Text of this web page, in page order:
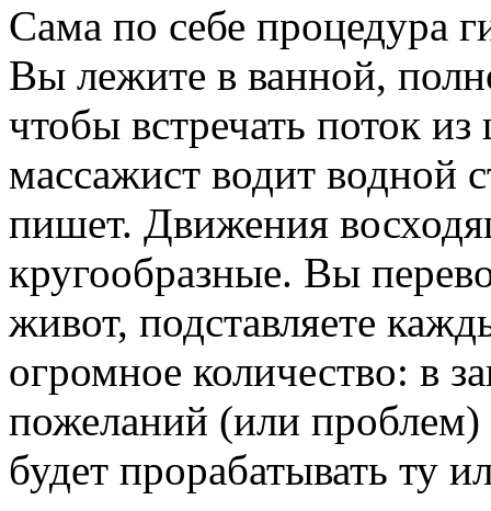
Сама по себе процедура
Вы лежите в ванной,
чтобы встречать поток
массажист водит водной
пишет. Движения
кругообразные. Вы
живот, подставляете
огромное количество: в
пожеланий (или проблем)
будет прорабатывать ту